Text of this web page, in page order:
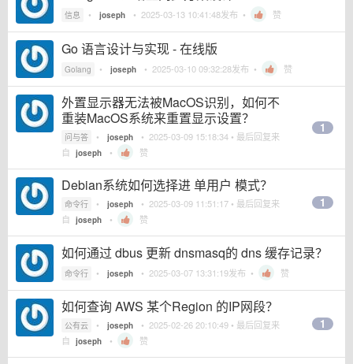
信息 • joseph • 2025-03-13 10:41:48发布 • 赞
Go 语言设计与实现 - 在线版
Golang • joseph • 2025-03-10 09:32:28发布 • 赞
外置显示器无法被MacOS识别，如何不
重装MacOS系统来重置显示设置？
问与答 • joseph • 2025-03-09 15:18:34 • 最后回复来
自 joseph • 赞
1
Debian系统如何选择进 单用户 模式？
命令行 • joseph • 2025-03-09 11:51:17 • 最后回复来
自 joseph • 赞
1
如何通过 dbus 更新 dnsmasq的 dns 缓存记录？
命令行 • joseph • 2025-03-07 13:31:19发布 • 赞
如何查询 AWS 某个Region 的IP网段？
公有云 • joseph • 2025-02-26 20:10:49 • 最后回复来
自 joseph • 赞
1